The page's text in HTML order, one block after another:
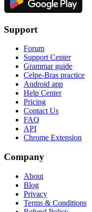
Support
Forum
Support Center
Grammar guide
Celpe-Bras practice
Android app
Help Center
Pricing
Contact Us
FAQ
API
Chrome Extension
Company
About
Blog
Privacy
Terms & Conditions